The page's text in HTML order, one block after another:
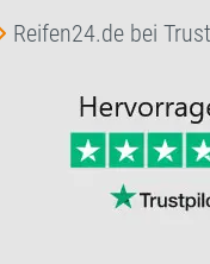
Reifen24.de bei